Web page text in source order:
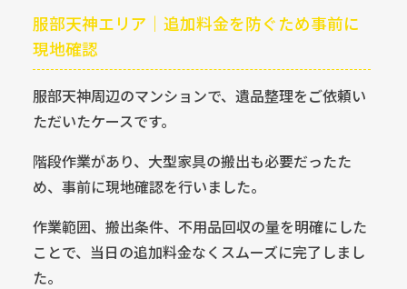
服部天神エリア｜追加料金を防ぐため事前に
現地確認
服部天神周辺のマンションで、遺品整理をご依頼い
ただいたケースです。
階段作業があり、大型家具の搬出も必要だったた
め、事前に現地確認を行いました。
作業範囲、搬出条件、不用品回収の量を明確にした
ことで、当日の追加料金なくスムーズに完了しまし
た。